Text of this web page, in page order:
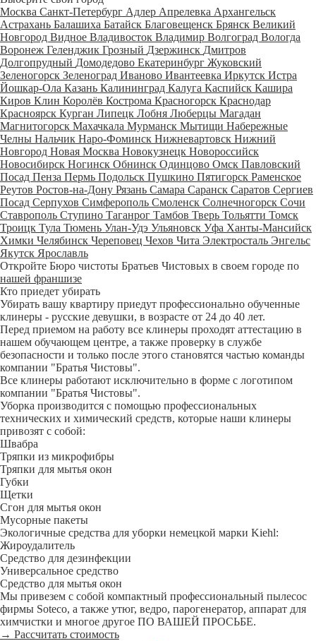
Москва Санкт-Петербург Адлер Апрелевка Архангельск
Астрахань Балашиха Батайск Благовещенск Брянск Великий
Новгород Видное Владивосток Владимир Волгоград Вологда
Воронеж Геленджик Грозный Дзержинск Дмитров
Долгопрудный Домодедово Екатеринбург Жуковский
Зеленогорск Зеленоград Иваново Ивантеевка Иркутск Истра
Йошкар-Ола Казань Калининград Калуга Каспийск Кашира
Киров Клин Королёв Кострома Красногорск Краснодар
Красноярск Курган Липецк Лобня Люберцы Магадан
Магнитогорск Махачкала Мурманск Мытищи Набережные
Челны Нальчик Наро-Фоминск Нижневартовск Нижний
Новгород Новая Москва Новокузнецк Новороссийск
Новосибирск Ногинск Обнинск Одинцово Омск Павловский
Посад Пенза Пермь Подольск Пушкино Пятигорск Раменское
Реутов Ростов-на-Дону Рязань Самара Саранск Саратов Сергиев
Посад Серпухов Симферополь Смоленск Солнечногорск Сочи
Ставрополь Ступино Таганрог Тамбов Тверь Тольятти Томск
Троицк Тула Тюмень Улан-Удэ Ульяновск Уфа Ханты-Мансийск
Химки Челябинск Череповец Чехов Чита Электросталь Энгельс
Якутск Ярославль
Откройте Бюро чистоты Братьев Чистовых в своем городе по
нашей франшизе
Кто приедет убирать
Убирать вашу квартиру приедут профессионально обученные
клинеры - русские девушки, в возрасте от 24 до 40 лет.
Перед приемом на работу все клинеры проходят аттестацию в
нашем обучающем центре, а также проверку в службе
безопасности и только после этого становятся частью команды
компании "Братья Чистовы".
Все клинеры работают исключительно в форме с логотипом
компании "Братья Чистовы".
Уборка производится с помощью профессиональных
технических и химический средств, которые наши клинеры
привозят с собой:
Швабра
Тряпки из микрофибры
Тряпки для мытья окон
Губки
Щетки
Сгон для мытья окон
Мусорные пакеты
Экологичные средства для уборки немецкой марки Kiehl:
Жироудалитель
Средство для дезинфекции
Универсальное средство
Средство для мытья окон
Мы привезем с собой компактный профессиональный пылесос
фирмы Soteco, а также утюг, ведро, парогенератор, аппарат для
химчистки и многое другое ПО ВАШЕЙ ПРОСЬБЕ.
→ Рассчитать стоимость